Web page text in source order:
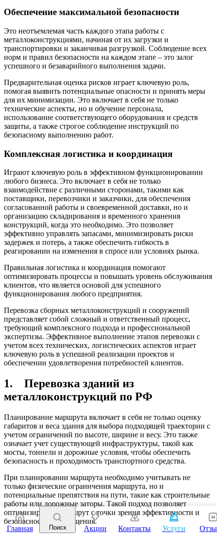
Обеспечение максимальной безопасности
Это неотъемлемая часть каждого этапа работы с
металлоконструкциями, начиная от их загрузки и
транспортировки и заканчивая разгрузкой. Соблюдение всех
норм и правил безопасности на каждом этапе – это залог
успешного и безаварийного выполнения задачи.
Предварительная оценка рисков играет ключевую роль,
помогая выявить потенциальные опасности и принять меры
для их минимизации. Это включает в себя не только
технические аспекты, но и обучение персонала,
использование соответствующего оборудования и средств
защиты, а также строгое соблюдение инструкций по
безопасному выполнению работ.
Комплексная логистика и координация
Играют ключевую роль в эффективном функционировании
любого бизнеса. Это включает в себя не только
взаимодействие с различными сторонами, такими как
поставщики, перевозчики и заказчики, для обеспечения
согласованной работы и своевременной доставки, но и
организацию складирования и временного хранения
конструкций, когда это необходимо. Это позволяет
эффективно управлять запасами, минимизировать риски
задержек и потерь, а также обеспечить гибкость в
реагировании на изменения в спросе или условиях рынка.
Правильная логистика и координация помогают
оптимизировать процессы и повышать уровень обслуживания
клиентов, что является основой для успешного
функционирования любого предприятия.
Перевозка сборных металлоконструкций и сооружений
представляет собой сложный и ответственный процесс,
требующий комплексного подхода и профессиональной
экспертизы. Эффективное выполнение этапов перевозки с
учетом всех технических, логистических аспектов играет
ключевую роль в успешной реализации проектов и
обеспечении удовлетворения потребностей клиентов.
1. Перевозка зданий из
металлоконструкций по РФ
Планирование маршрута включает в себя не только оценку
габаритов и веса здания для выбора подходящей траектории с
учетом ограничений по высоте, ширине и весу. Это также
означает учет существующей инфраструктуры, такой как
мосты, тоннели и дорожные условия, чтобы обеспечить
безопасность и проходимость транспортного средства.
При планировании маршрута необходимо учитывать не
только физические ограничения маршрута, но и
потенциальные препятствия на пути, такие как строительные
работы или дорожные заторы. Такой подход позволяет
оптимизировать маршрут с точки зрения эффективности и
безопасности перемещения.
Главная Поиск Акции Контакты Услуги